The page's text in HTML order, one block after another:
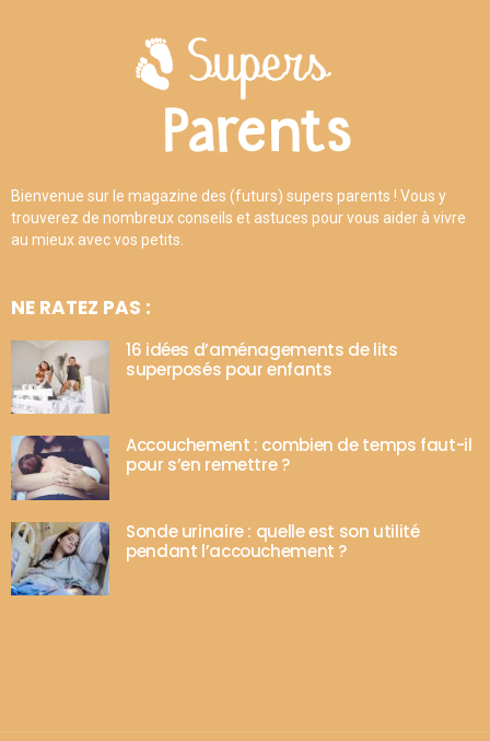
Bienvenue sur le magazine des (futurs) supers parents ! Vous y
trouverez de nombreux conseils et astuces pour vous aider à vivre
au mieux avec vos petits.
NE RATEZ PAS :
16 idées d’aménagements de lits
superposés pour enfants
Accouchement : combien de temps faut-il
pour s’en remettre ?
Sonde urinaire : quelle est son utilité
pendant l’accouchement ?